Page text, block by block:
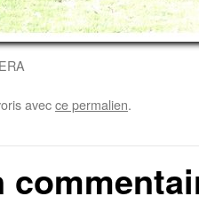
avecce permalien.